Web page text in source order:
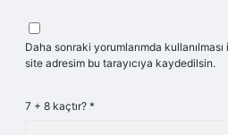
Daha sonraki yorumlarımda
site adresim bu tarayıcıya kaydedilsin.
7 + 8 kaçtır? *